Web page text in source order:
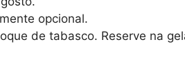
opcional.
de tabasco. Reserve na